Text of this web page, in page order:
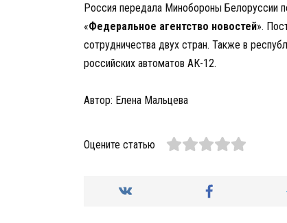
Россия передала Минобороны Белоруссии
«Федеральное агентство новостей».
сотрудничества двух стран. Также в
российских автоматов АК-12.
Автор: Елена Мальцева
Оцените статью